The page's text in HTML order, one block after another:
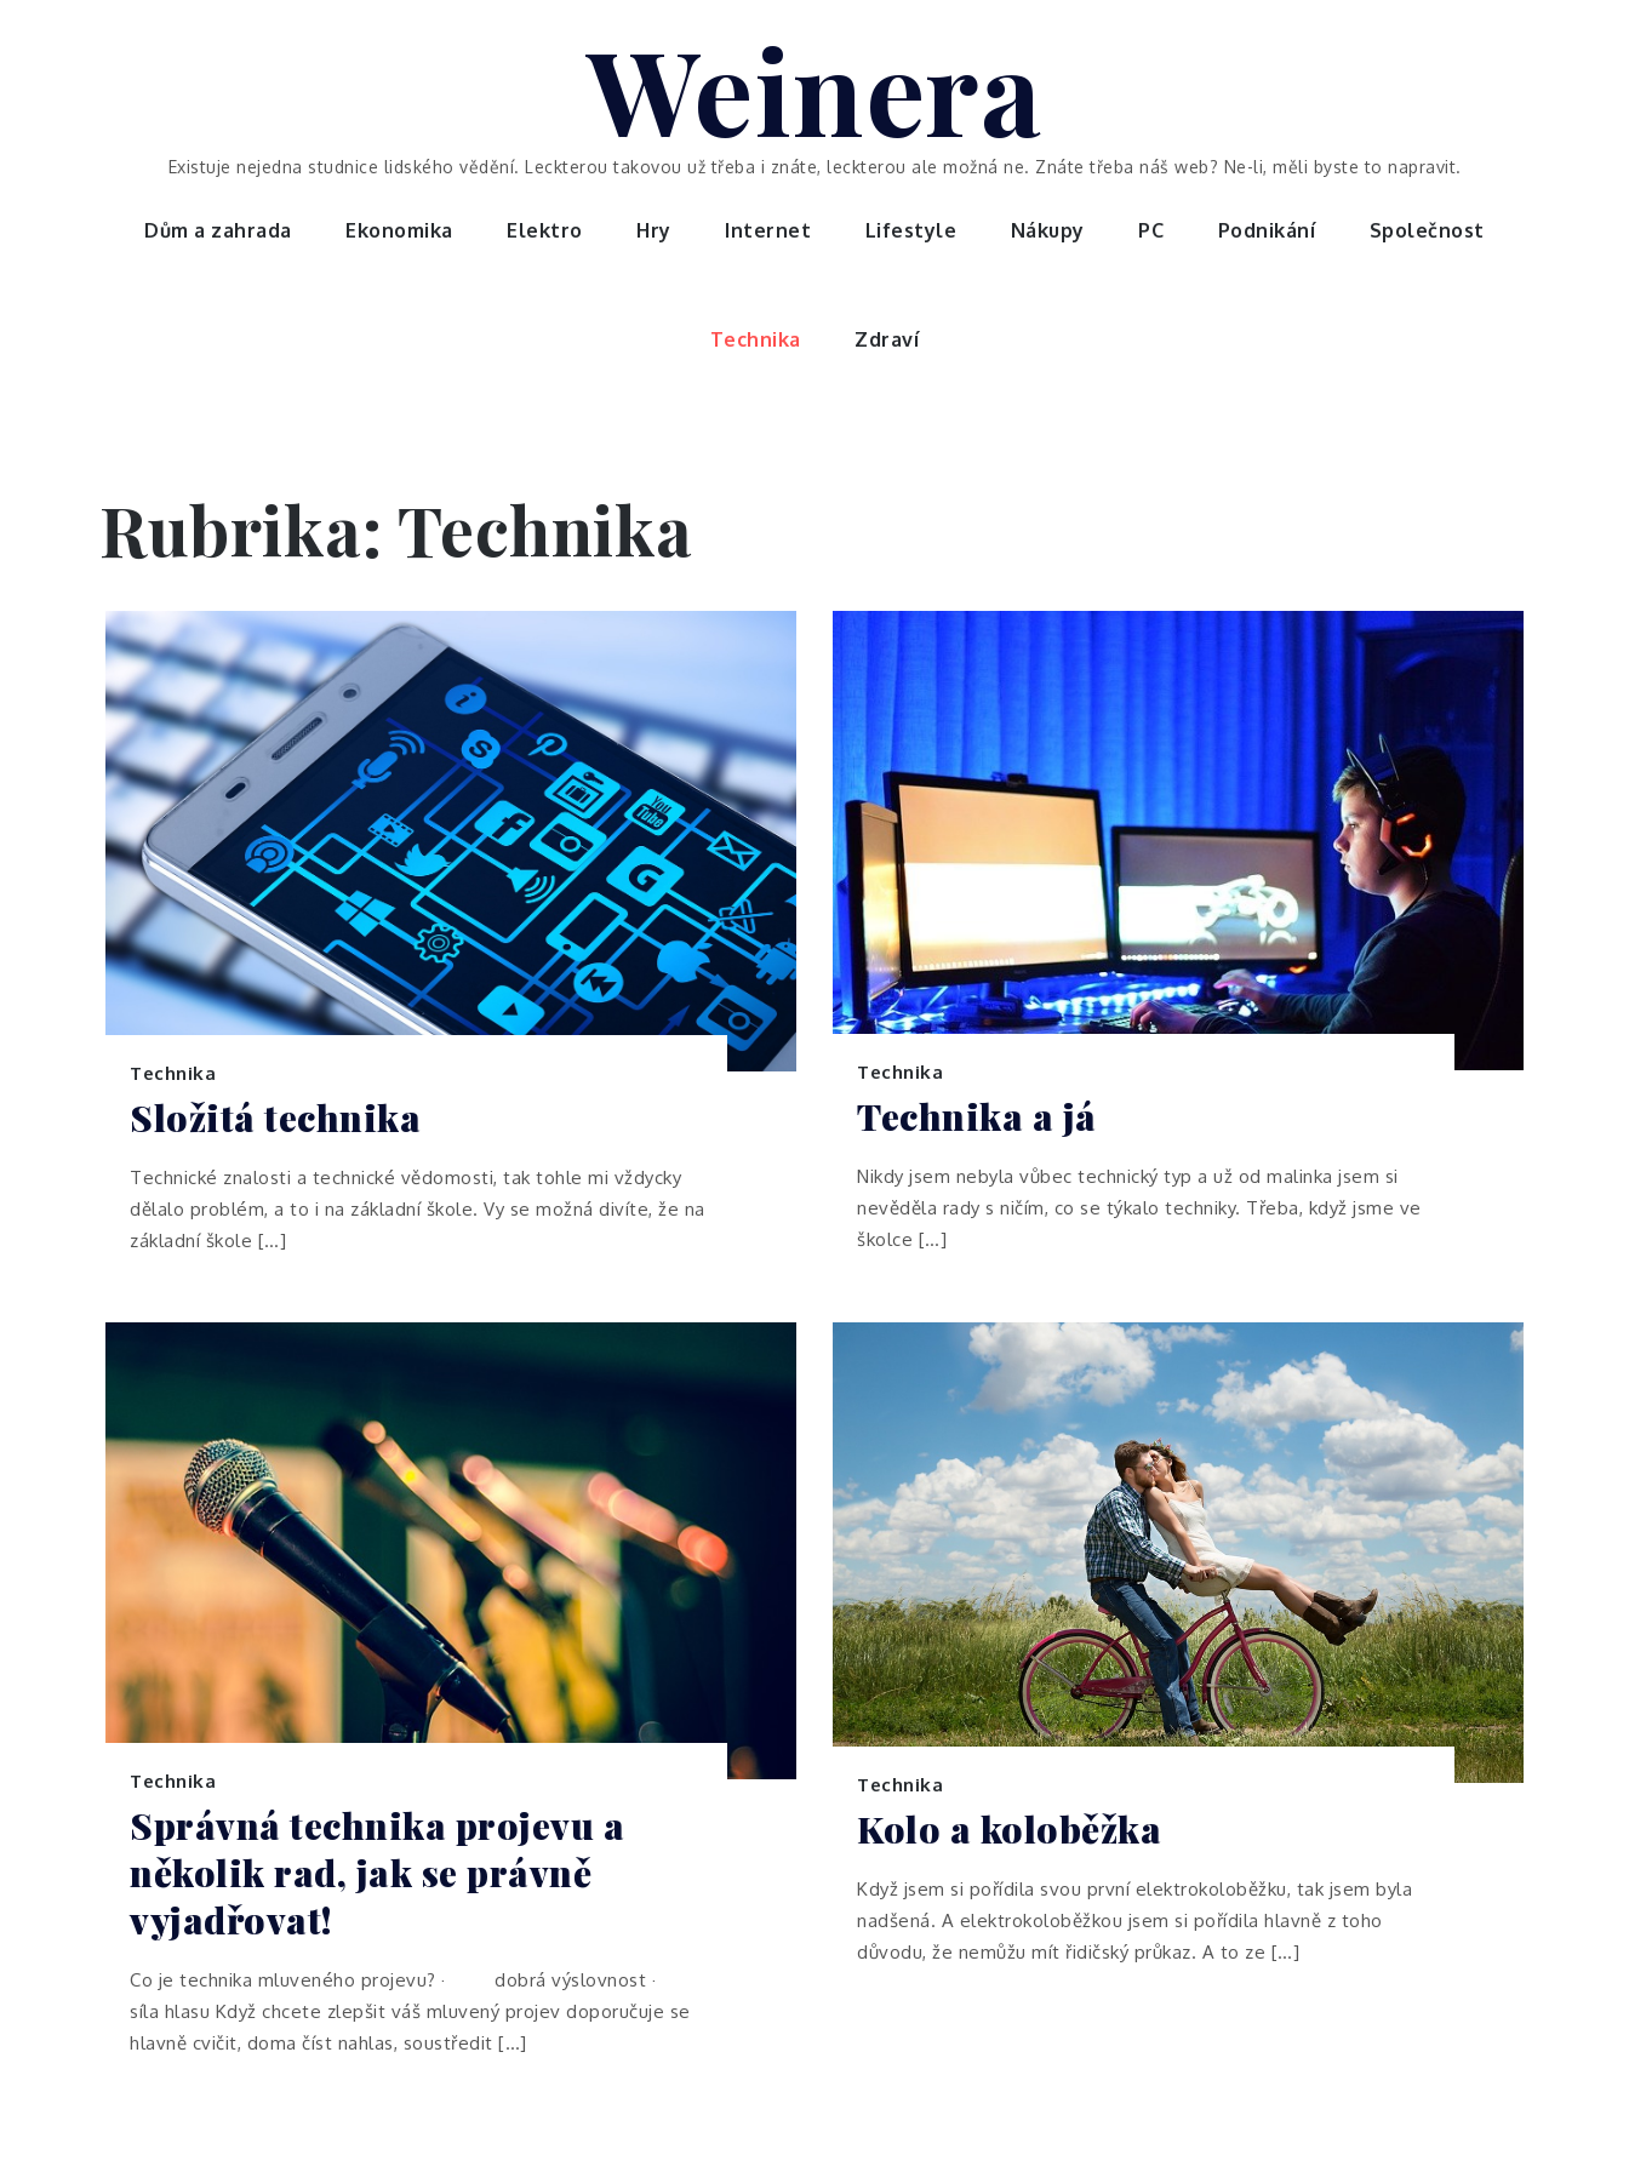
Weinera
Existuje nejedna studnice lidského vědění. Leckterou takovou už třeba i znáte, leckterou ale možná ne. Znáte třeba náš web? Ne-li, měli byste to napravit.
Dům a zahrada Ekonomika Elektro Hry Internet Lifestyle Nákupy PC Podnikání Společnost
Technika Zdraví
Rubrika: Technika
Technika
Složitá technika
Technické znalosti a technické vědomosti, tak tohle mi vždycky
dělalo problém, a to i na základní škole. Vy se možná divíte, že na
základní škole […]
Technika
Technika a já
Nikdy jsem nebyla vůbec technický typ a už od malinka jsem si
nevěděla rady s ničím, co se týkalo techniky. Třeba, když jsme ve
školce […]
Technika
Kolo a koloběžka
Když jsem si pořídila svou první elektrokoloběžku, tak jsem byla
nadšená. A elektrokoloběžkou jsem si pořídila hlavně z toho
důvodu, že nemůžu mít řidičský průkaz. A to ze […]
Technika
Správná technika projevu a
několik rad, jak se právně
vyjadřovat!
Co je technika mluveného projevu? · dobrá výslovnost ·
síla hlasu Když chcete zlepšit váš mluvený projev doporučuje se
hlavně cvičit, doma číst nahlas, soustředit […]